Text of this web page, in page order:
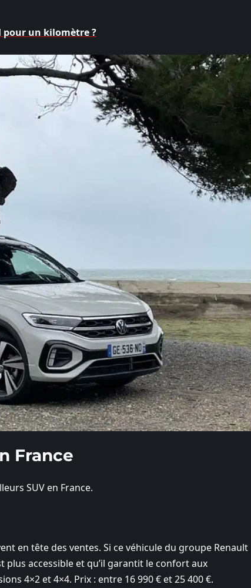
pour un kilomètre ?
France
SUV en France.
en tête des ventes. Si ce véhicule du groupe Renault
plus accessible et qu’il garantit le confort aux
4×2 et 4×4. Prix : entre 16 990 € et 25 400 €.